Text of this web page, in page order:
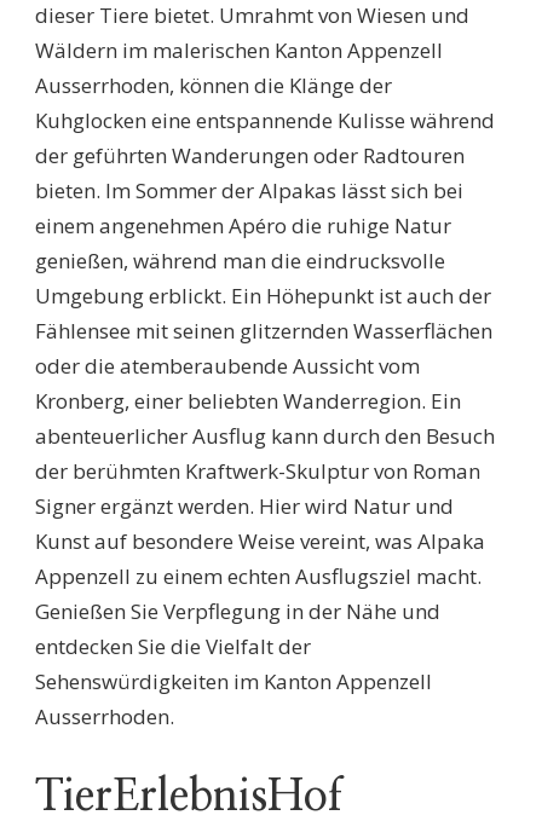
dieser Tiere bietet. Umrahmt von Wiesen und
Wäldern im malerischen Kanton Appenzell
Ausserrhoden, können die Klänge der
Kuhglocken eine entspannende Kulisse während
der geführten Wanderungen oder Radtouren
bieten. Im Sommer der Alpakas lässt sich bei
einem angenehmen Apéro die ruhige Natur
genießen, während man die eindrucksvolle
Umgebung erblickt. Ein Höhepunkt ist auch der
Fählensee mit seinen glitzernden Wasserflächen
oder die atemberaubende Aussicht vom
Kronberg, einer beliebten Wanderregion. Ein
abenteuerlicher Ausflug kann durch den Besuch
der berühmten Kraftwerk-Skulptur von Roman
Signer ergänzt werden. Hier wird Natur und
Kunst auf besondere Weise vereint, was Alpaka
Appenzell zu einem echten Ausflugsziel macht.
Genießen Sie Verpflegung in der Nähe und
entdecken Sie die Vielfalt der
Sehenswürdigkeiten im Kanton Appenzell
Ausserrhoden.
TierErlebnisHof